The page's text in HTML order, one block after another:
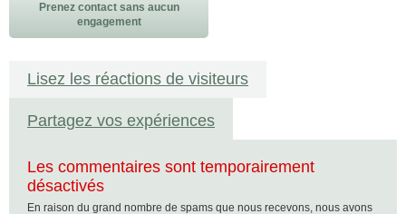
Prenez contact sans aucun
engagement
Lisez les réactions de visiteurs
Partagez vos expériences
Les commentaires sont temporairement
désactivés
En raison du grand nombre de spams que nous recevons, nous avons